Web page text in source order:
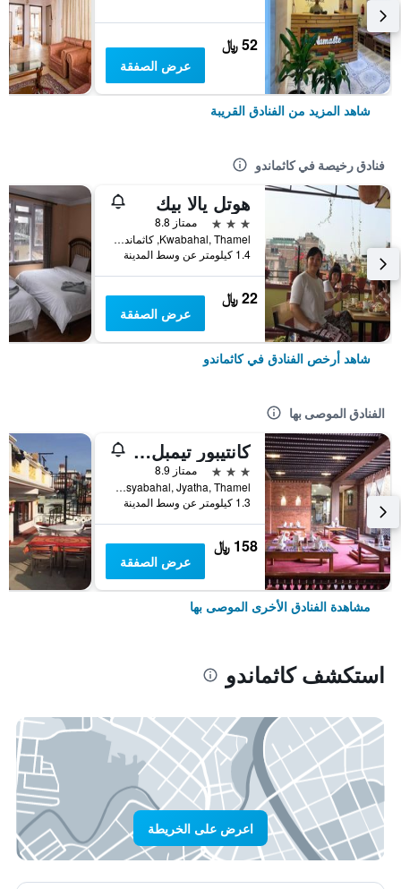
52 ﷼
عرض الصفقة
شاهد المزيد من الفنادق القريبة
فنادق رخيصة في كاثماندو
هوتل يالا بيك
3 نجوم
ممتاز 8.8
Kwabahal, Thamel, كاثماندو, نيبال
1.4 كيلومتر عن وسط المدينة
22 ﷼
عرض الصفقة
شاهد أرخص الفنادق في كاثماندو
الفنادق الموصى بها
كانتيبور تيمبل هاوس
3 نجوم
ممتاز 8.9
Chusyabahal, Jyatha, Thamel, كاثماندو, نيبال
1.3 كيلومتر عن وسط المدينة
158 ﷼
عرض الصفقة
مشاهدة الفنادق الأخرى الموصى بها
استكشف كاثماندو
اعرض على الخريطة